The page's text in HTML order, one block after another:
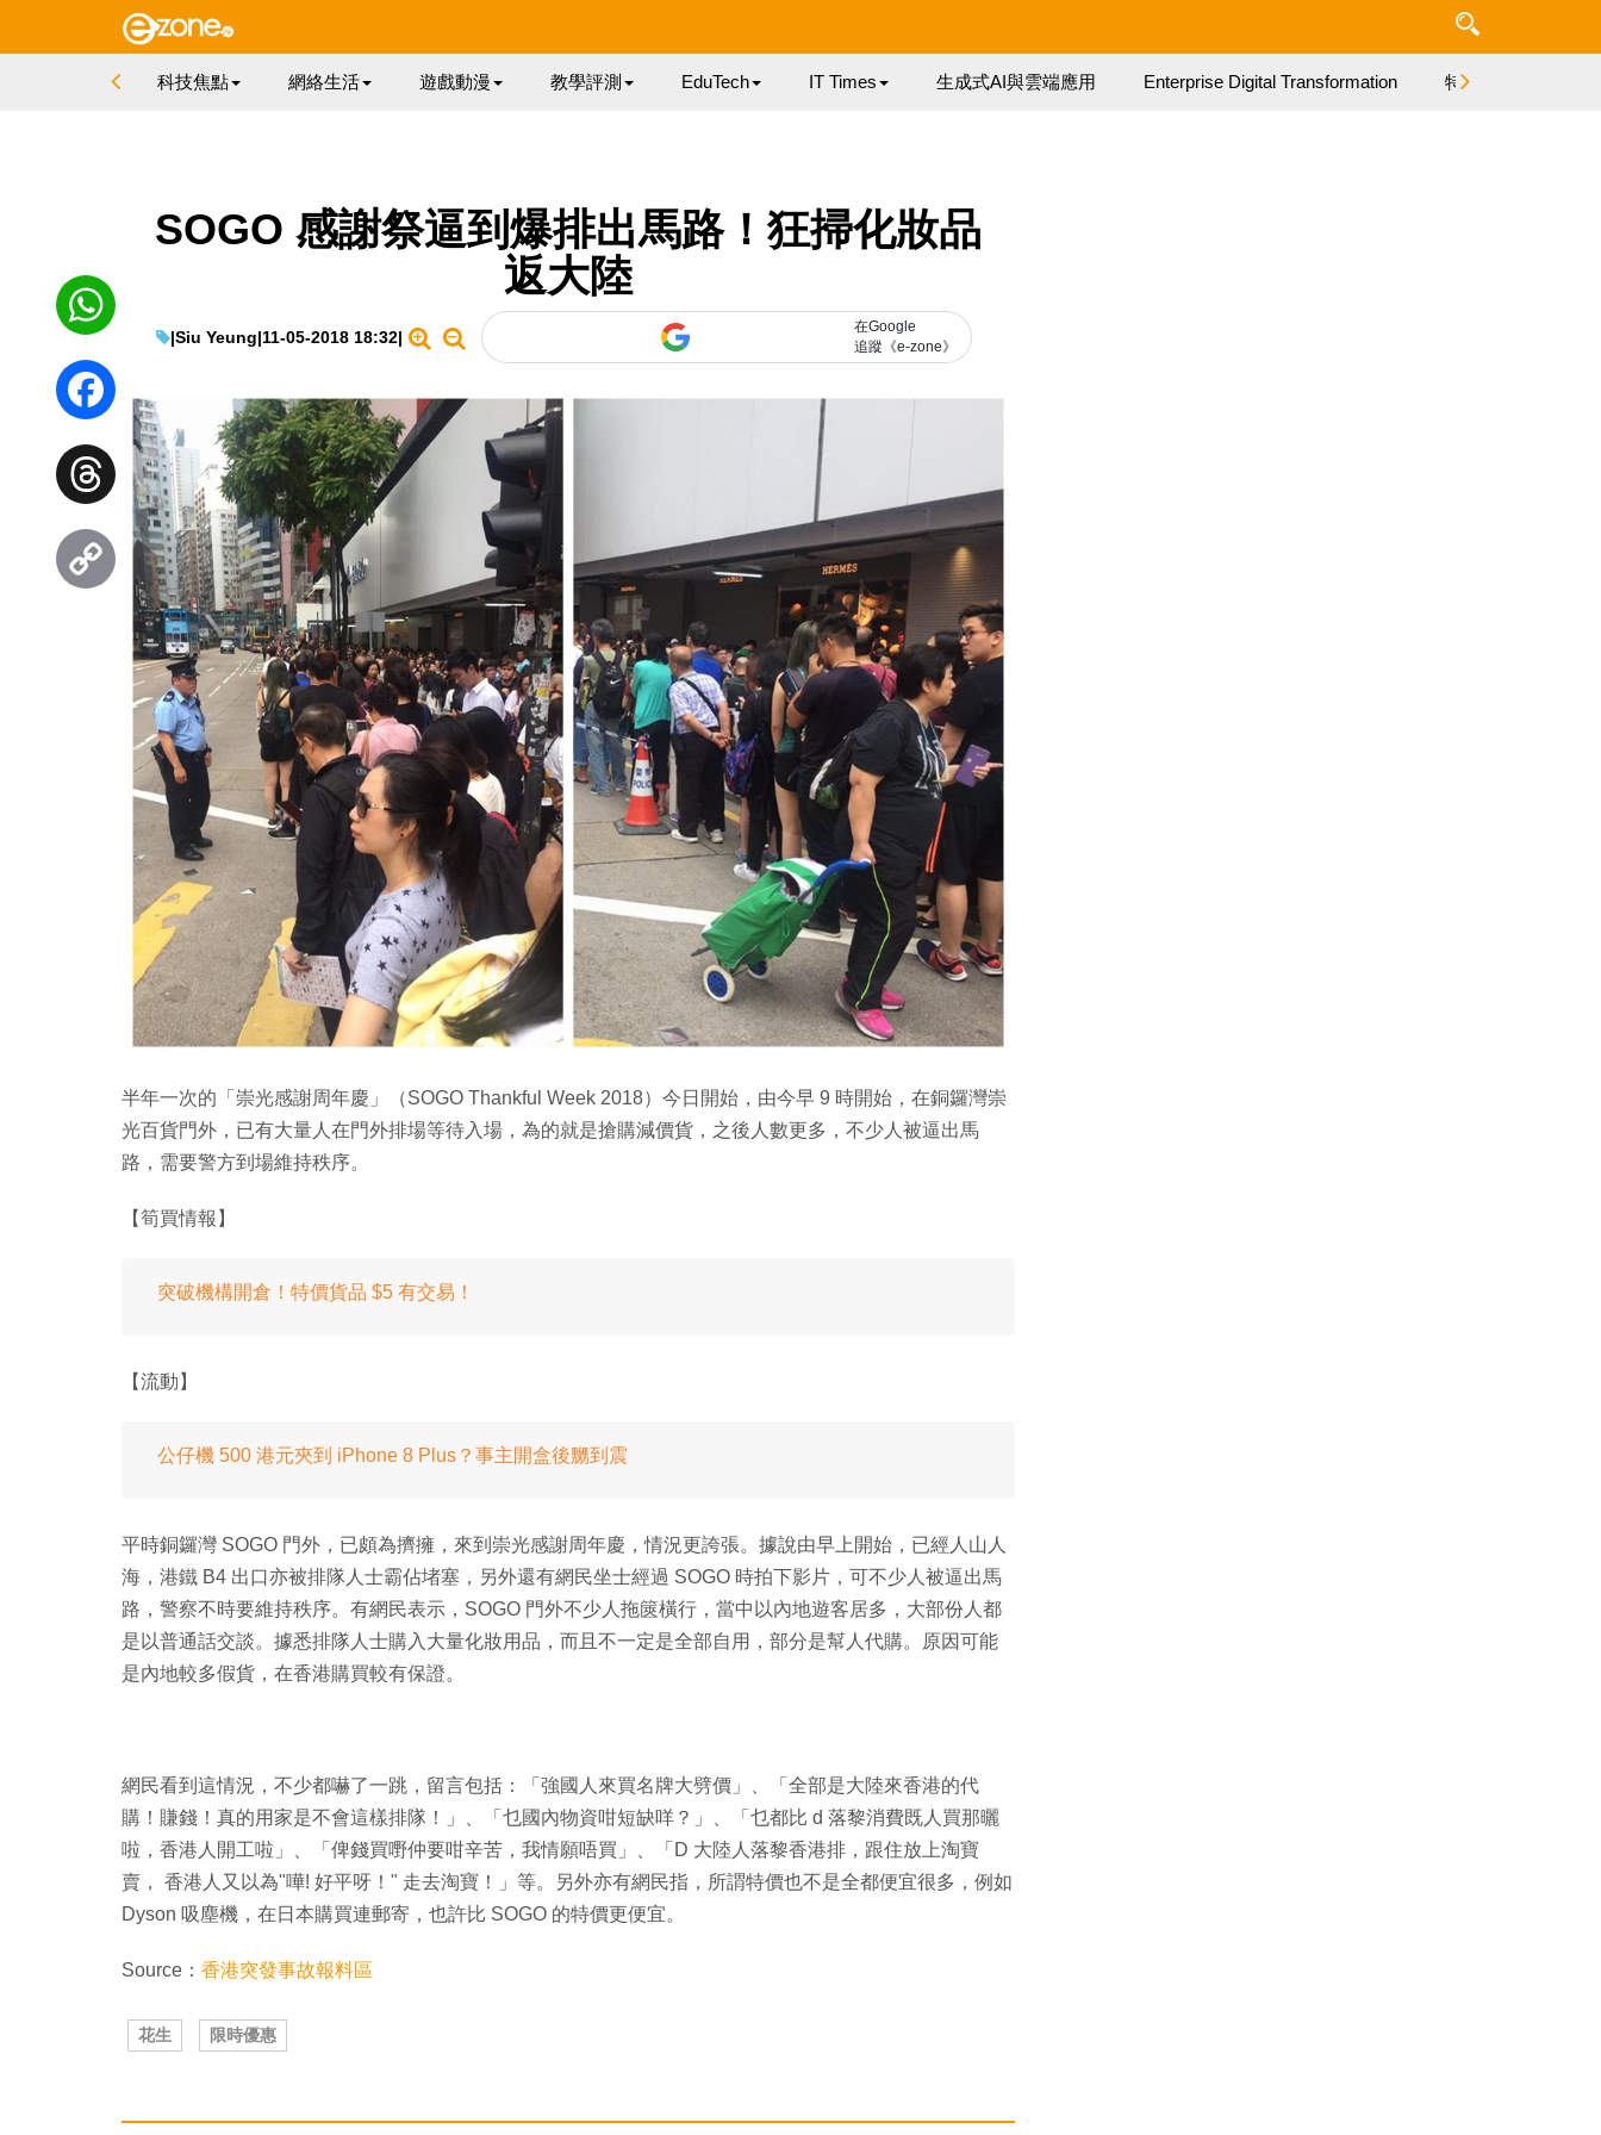
科技焦點 網絡生活 遊戲動漫 教學評測 EduTech IT Times 生成式AI與雲端應用 Enterprise Digital Transformation 特集
SOGO 感謝祭逼到爆排出馬路！狂掃化妝品
返大陸
|Siu Yeung|11-05-2018 18:32|
在Google
追蹤《e-zone》
半年一次的「崇光感謝周年慶」（SOGO Thankful Week 2018）今日開始，由今早 9 時開始，在銅鑼灣崇
光百貨門外，已有大量人在門外排場等待入場，為的就是搶購減價貨，之後人數更多，不少人被逼出馬
路，需要警方到場維持秩序。
【筍買情報】
突破機構開倉！特價貨品 $5 有交易！
【流動】
公仔機 500 港元夾到 iPhone 8 Plus？事主開盒後嬲到震
平時銅鑼灣 SOGO 門外，已頗為擠擁，來到崇光感謝周年慶，情況更誇張。據說由早上開始，已經人山人
海，港鐵 B4 出口亦被排隊人士霸佔堵塞，另外還有網民坐士經過 SOGO 時拍下影片，可不少人被逼出馬
路，警察不時要維持秩序。有網民表示，SOGO 門外不少人拖篋橫行，當中以內地遊客居多，大部份人都
是以普通話交談。據悉排隊人士購入大量化妝用品，而且不一定是全部自用，部分是幫人代購。原因可能
是內地較多假貨，在香港購買較有保證。
網民看到這情況，不少都嚇了一跳，留言包括：「強國人來買名牌大劈價」、「全部是大陸來香港的代
購！賺錢！真的用家是不會這樣排隊！」、「乜國內物資咁短缺咩？」、「乜都比 d 落黎消費既人買那曬
啦，香港人開工啦」、「俾錢買嘢仲要咁辛苦，我情願唔買」、「D 大陸人落黎香港排，跟住放上淘寶
賣， 香港人又以為"嘩! 好平呀！" 走去淘寶！」等。另外亦有網民指，所謂特價也不是全都便宜很多，例如
Dyson 吸塵機，在日本購買連郵寄，也許比 SOGO 的特價更便宜。
Source： 香港突發事故報料區
花生 限時優惠
WhatsApp
Facebook
Threads
Copy